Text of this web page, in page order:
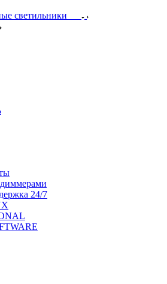
светильники
24/7